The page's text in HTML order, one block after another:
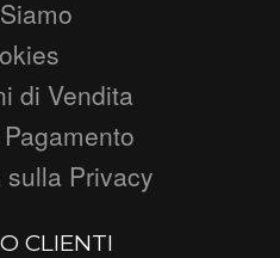
di Vendita
sulla Privacy
CLIENTI